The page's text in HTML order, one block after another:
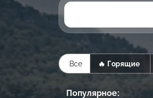
Все 🔥 Горящие
Популярное: